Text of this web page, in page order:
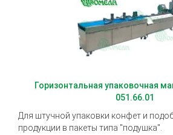
Горизонтальная упаковочная
051.66.01
Для штучной упаковки конфет и
продукции в пакеты типа "подушка".